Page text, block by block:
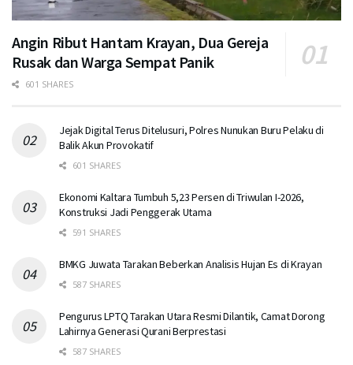
Angin Ribut Hantam Krayan, Dua Gereja
Rusak dan Warga Sempat Panik
601 SHARES
Jejak Digital Terus Ditelusuri, Polres Nunukan Buru Pelaku di
Balik Akun Provokatif
601 SHARES
Ekonomi Kaltara Tumbuh 5,23 Persen di Triwulan I-2026,
Konstruksi Jadi Penggerak Utama
591 SHARES
BMKG Juwata Tarakan Beberkan Analisis Hujan Es di Krayan
587 SHARES
Pengurus LPTQ Tarakan Utara Resmi Dilantik, Camat Dorong
Lahirnya Generasi Qurani Berprestasi
587 SHARES